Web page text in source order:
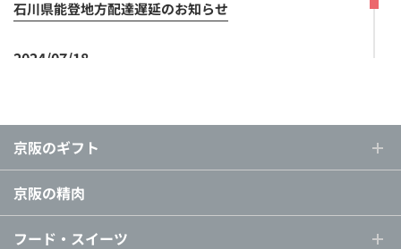
石川県能登地方配達遅延のお知らせ
2024/07/18
京阪のギフト
京阪の精肉
フード・スイーツ